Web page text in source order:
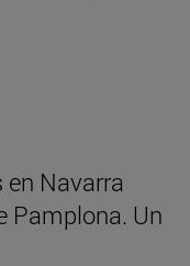
en Navarra
Pamplona. Un